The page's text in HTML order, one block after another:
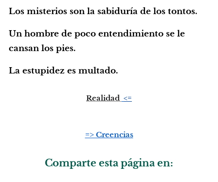
Los misterios son la sabiduría de los tontos.
Un hombre de poco entendimiento se le
cansan los pies.
La estupidez es multado.
Realidad <=
=> Creencias
Comparte esta página en: